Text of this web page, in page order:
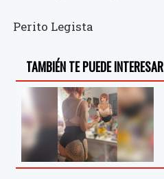
Perito Legista
TAMBIÉN TE PUEDE INTERESAR